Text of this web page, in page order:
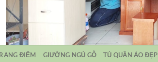
ĐIỂM GIƯỜNG NGỦ GỖ TỦ QUẦN ÁO ĐẸP